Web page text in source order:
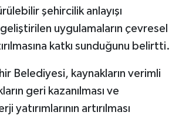
şehircilik anlayışı
uygulamaların çevresel
katkı sunduğunu belirtti.
Belediyesi, kaynakların verimli
geri kazanılması ve
yatırımlarının artırılması